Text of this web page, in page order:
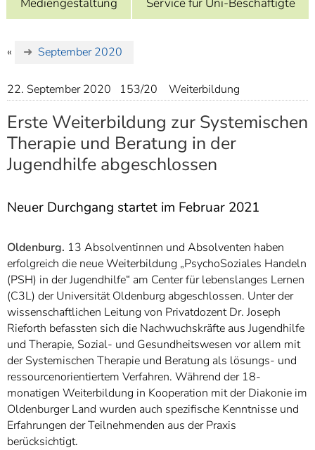
7]
Informationen zur
« September 2020
22. September 2020 153/20 Weiterbildung
Erste Weiterbildung zur Systemischen
Therapie und Beratung in der
Jugendhilfe abgeschlossen
Neuer Durchgang startet im Februar 2021
Oldenburg. 13 Absolventinnen und Absolventen haben
erfolgreich die neue Weiterbildung „PsychoSoziales Handeln
(PSH) in der Jugendhilfe“ am Center für lebenslanges Lernen
(C3L) der Universität Oldenburg abgeschlossen. Unter der
wissenschaftlichen Leitung von Privatdozent Dr. Joseph
Rieforth befassten sich die Nachwuchskräfte aus Jugendhilfe
und Therapie, Sozial- und Gesundheitswesen vor allem mit
der Systemischen Therapie und Beratung als lösungs- und
ressourcenorientiertem Verfahren. Während der 18-
monatigen Weiterbildung in Kooperation mit der Diakonie im
Oldenburger Land wurden auch spezifische Kenntnisse und
Erfahrungen der Teilnehmenden aus der Praxis
berücksichtigt.